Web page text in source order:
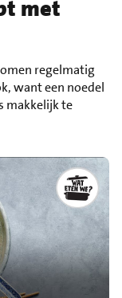
met
regelmatig
want een noedel
makkelijk te